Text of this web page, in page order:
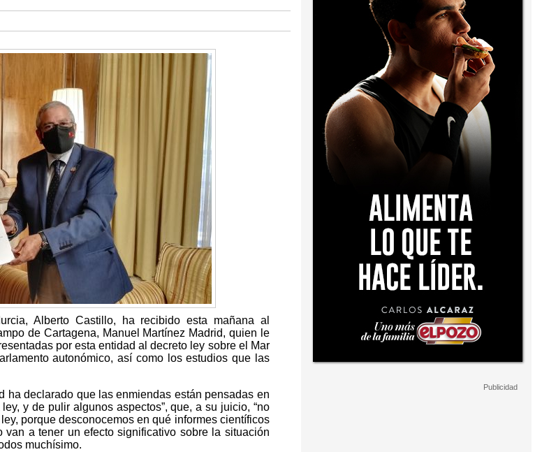
Alberto Castillo, ha recibido esta mañana al
de Cartagena, Manuel Martínez Madrid, quien le
por esta entidad al decreto ley sobre el Mar
autonómico, así como los estudios que las
ha declarado que las enmiendas están pensadas en
y de pulir algunos aspectos”, que, a su juicio, “no
porque desconocemos en qué informes científicos
a tener un efecto significativo sobre la situación
muchísimo.